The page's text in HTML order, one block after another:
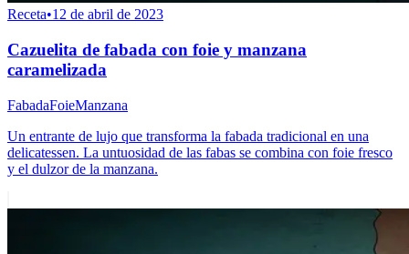
Receta•12 de abril de 2023
Cazuelita de fabada con foie y manzana
caramelizada
FabadaFoieManzana
Un entrante de lujo que transforma la fabada tradicional en una
delicatessen. La untuosidad de las fabas se combina con foie fresco
y el dulzor de la manzana.